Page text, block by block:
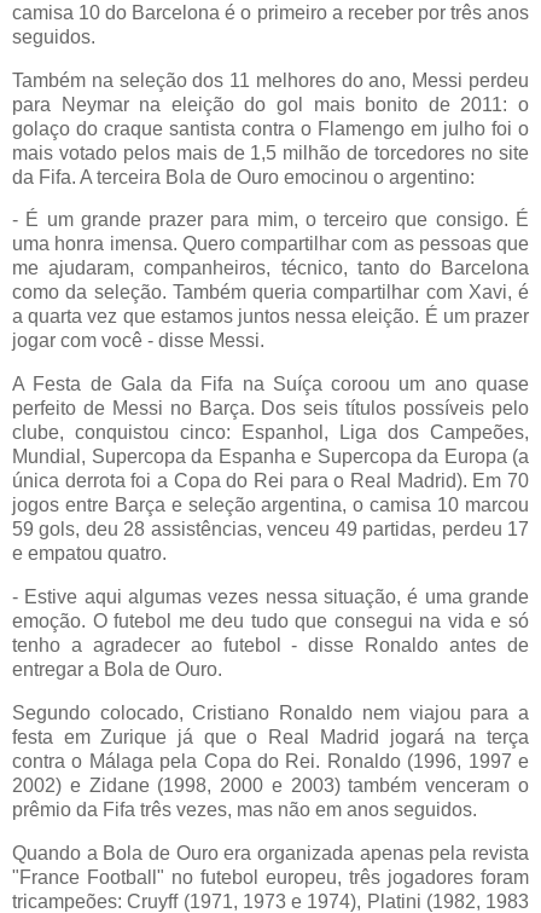
camisa 10 do Barcelona é o primeiro a receber por três anos
seguidos.
Também na seleção dos 11 melhores do ano, Messi perdeu
para Neymar na eleição do gol mais bonito de 2011: o
golaço do craque santista contra o Flamengo em julho foi o
mais votado pelos mais de 1,5 milhão de torcedores no site
da Fifa. A terceira Bola de Ouro emocinou o argentino:
- É um grande prazer para mim, o terceiro que consigo. É
uma honra imensa. Quero compartilhar com as pessoas que
me ajudaram, companheiros, técnico, tanto do Barcelona
como da seleção. Também queria compartilhar com Xavi, é
a quarta vez que estamos juntos nessa eleição. É um prazer
jogar com você - disse Messi.
A Festa de Gala da Fifa na Suíça coroou um ano quase
perfeito de Messi no Barça. Dos seis títulos possíveis pelo
clube, conquistou cinco: Espanhol, Liga dos Campeões,
Mundial, Supercopa da Espanha e Supercopa da Europa (a
única derrota foi a Copa do Rei para o Real Madrid). Em 70
jogos entre Barça e seleção argentina, o camisa 10 marcou
59 gols, deu 28 assistências, venceu 49 partidas, perdeu 17
e empatou quatro.
- Estive aqui algumas vezes nessa situação, é uma grande
emoção. O futebol me deu tudo que consegui na vida e só
tenho a agradecer ao futebol - disse Ronaldo antes de
entregar a Bola de Ouro.
Segundo colocado, Cristiano Ronaldo nem viajou para a
festa em Zurique já que o Real Madrid jogará na terça
contra o Málaga pela Copa do Rei. Ronaldo (1996, 1997 e
2002) e Zidane (1998, 2000 e 2003) também venceram o
prêmio da Fifa três vezes, mas não em anos seguidos.
Quando a Bola de Ouro era organizada apenas pela revista
"France Football" no futebol europeu, três jogadores foram
tricampeões: Cruyff (1971, 1973 e 1974), Platini (1982, 1983